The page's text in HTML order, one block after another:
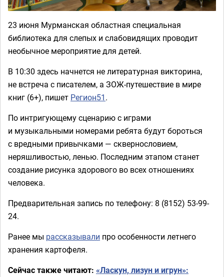
23 июня Мурманская областная специальная
библиотека для слепых и слабовидящих проводит
необычное мероприятие для детей.
В 10:30 здесь начнется не литературная викторина,
не встреча с писателем, а ЗОЖ-путешествие в мире
книг (6+), пишет Регион51.
По интригующему сценарию с играми
и музыкальными номерами ребята будут бороться
с вредными привычками — сквернословием,
неряшливостью, ленью. Последним этапом станет
создание рисунка здорового во всех отношениях
человека.
Предварительная запись по телефону: 8 (8152) 53-99-
24.
Ранее мы рассказывали про особенности летнего
хранения картофеля.
Сейчас также читают: «Ласкун, лизун и игрун»: